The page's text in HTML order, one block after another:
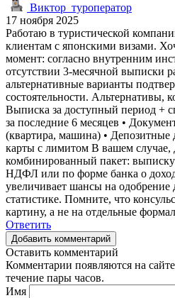
Виктор_туроператор
17 ноября 2025
Работаю в туристической
клиентам с японскими визами.
момент: согласно внутренним
отсутствии 3-месячной выписки
альтернативные варианты
состоятельности. Альтернативы,
Выписка за доступный период +
за последние 6 месяцев •
(квартира, машина) • Депозитные
карты с лимитом В вашем случае,
комбинированный пакет: выписку
НДФЛ или по форме банка о
увеличивает шансы на одобрение
статистике. Помните, что
картину, а не на отдельные
Ответить
Добавить комментарий
Оставить комментарий
Комментарии появляются на
течение пары часов.
Имя